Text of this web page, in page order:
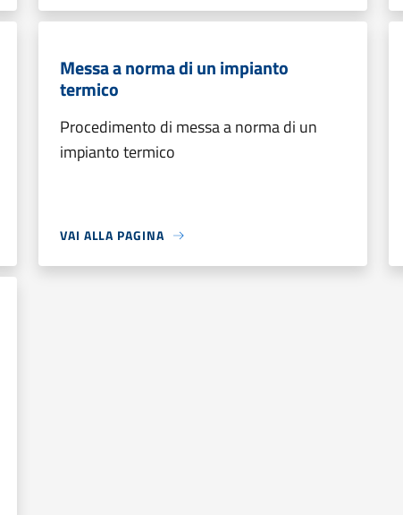
Messa a norma di un impianto
termico
Procedimento di messa a norma di un
impianto termico
VAI ALLA PAGINA